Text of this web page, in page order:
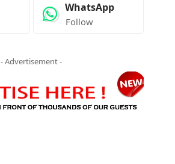
WhatsApp
Follow
- Advertisement -